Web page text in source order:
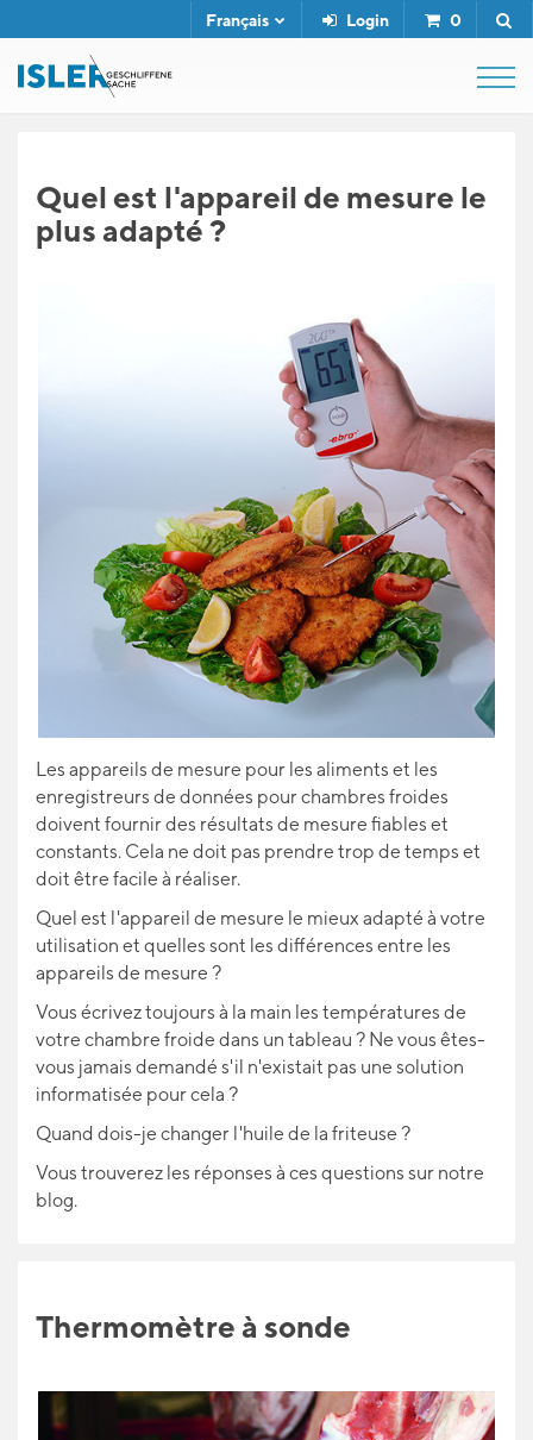
Login 0
Français
FUSIL DE BOUCHER
L'ENTREPRISE
IDÉES CADEAUX
POUR LES APPRENTIS
Quel est l'appareil de mesure le
plus adapté ?
Les appareils de mesure pour les aliments et les
enregistreurs de données pour chambres froides
doivent fournir des résultats de mesure fiables et
constants. Cela ne doit pas prendre trop de temps et
doit être facile à réaliser.
Quel est l'appareil de mesure le mieux adapté à votre
utilisation et quelles sont les différences entre les
appareils de mesure ?
Vous écrivez toujours à la main les températures de
votre chambre froide dans un tableau ? Ne vous êtes-
vous jamais demandé s'il n'existait pas une solution
informatisée pour cela ?
Quand dois-je changer l'huile de la friteuse ?
Vous trouverez les réponses à ces questions sur notre
blog.
Thermomètre à sonde